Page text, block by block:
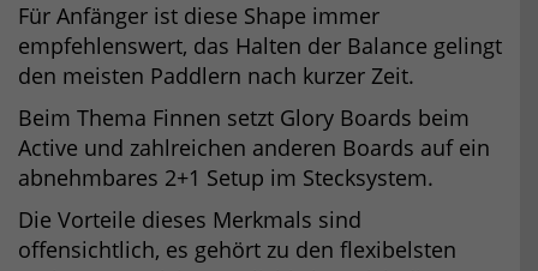
Für Anfänger ist diese Shape immer
empfehlenswert, das Halten der Balance gelingt
den meisten Paddlern nach kurzer Zeit.
Beim Thema Finnen setzt Glory Boards beim
Active und zahlreichen anderen Boards auf ein
abnehmbares 2+1 Setup im Stecksystem.
Die Vorteile dieses Merkmals sind
offensichtlich, es gehört zu den flexibelsten